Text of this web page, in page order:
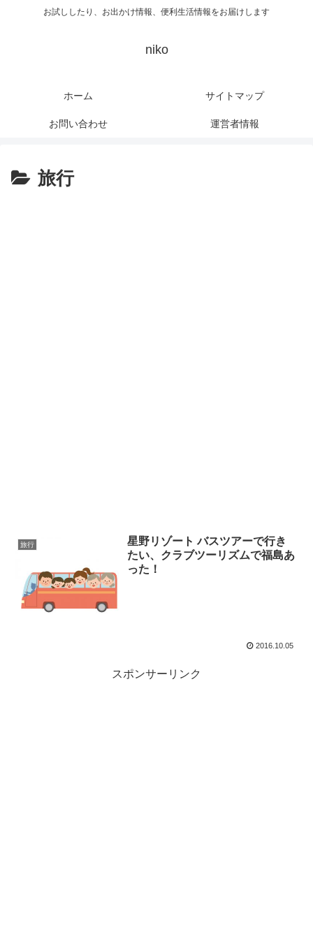
お試ししたり、お出かけ情報、便利生活情報をお届けします
niko
ホーム サイトマップ
お問い合わせ 運営者情報
旅行
旅行
星野リゾート バスツアーで行き
たい、クラブツーリズムで福島あ
った！
2016.10.05
スポンサーリンク